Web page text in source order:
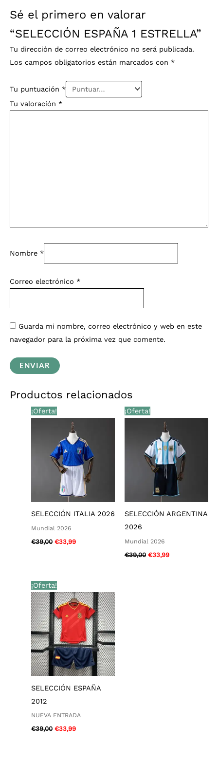
Sé el primero en valorar
“SELECCIÓN ESPAÑA 1 ESTRELLA”
Tu dirección de correo electrónico no será publicada.
Los campos obligatorios están marcados con *
Tu puntuación *
Tu valoración *
Nombre *
Correo electrónico *
Guarda mi nombre, correo electrónico y web en este
navegador para la próxima vez que comente.
Productos relacionados
¡Oferta!
SELECCIÓN ITALIA 2026
Mundial 2026
€39,00
El
precio
original
€39,00.
€33,99
precio
es:
€33,99.
¡Oferta!
SELECCIÓN ARGENTINA
2026
Mundial 2026
€39,00
El
precio
original
€39,00.
€33,99
precio
es:
€33,99.
¡Oferta!
SELECCIÓN ESPAÑA
2012
NUEVA ENTRADA
€39,00
El
precio
original
era:
€39,00.
€33,99
precio
actual
es:
€33,99.